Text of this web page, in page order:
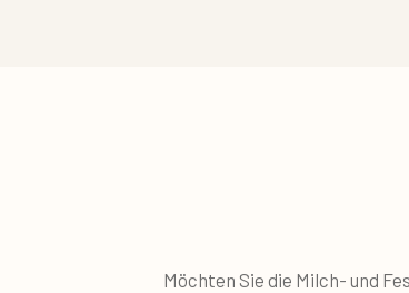
Möchten Sie die Milch- und